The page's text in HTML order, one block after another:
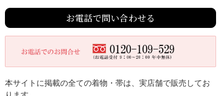
本サイトに掲載の全ての着物・帯は、実店舗で販売してお
お電話で問い合わせる